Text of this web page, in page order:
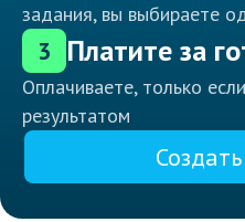
задания, вы выбираете
3 Платите за
Оплачиваете, только
результатом